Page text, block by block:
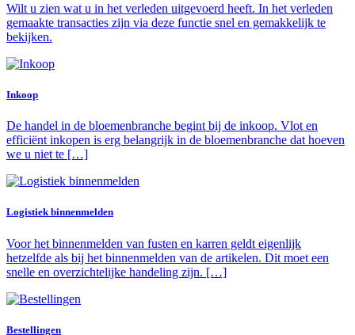
Wilt u zien wat u in het verleden uitgevoerd heeft. In het verleden
gemaakte transacties zijn via deze functie snel en gemakkelijk te
bekijken.
Inkoop
De handel in de bloemenbranche begint bij de inkoop. Vlot en
efficiënt inkopen is erg belangrijk in de bloemenbranche dat hoeven
we u niet te […]
Logistiek binnenmelden
Voor het binnenmelden van fusten en karren geldt eigenlijk
hetzelfde als bij het binnenmelden van de artikelen. Dit moet een
snelle en overzichtelijke handeling zijn. […]
Bestellingen